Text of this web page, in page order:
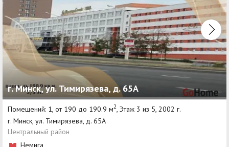
г. Минск, ул. Тимирязева, д. 65А
Помещений: 1, от 190 до 190.9 м2 , Этаж 3 из 5, 2002 г.
г. Минск, ул. Тимирязева, д. 65А
Центральный район